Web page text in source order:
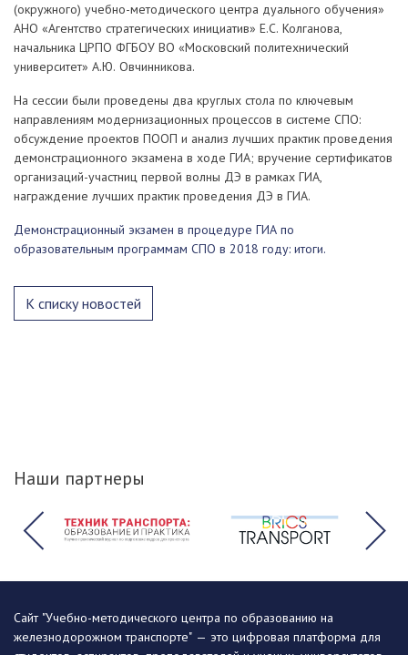
(окружного) учебно-методического центра дуального обучения»
АНО «Агентство стратегических инициатив» Е.С. Колганова,
начальника ЦРПО ФГБОУ ВО «Московский политехнический
университет» А.Ю. Овчинникова.
На сессии были проведены два круглых стола по ключевым
направлениям модернизационных процессов в системе СПО:
обсуждение проектов ПООП и анализ лучших практик проведения
демонстрационного экзамена в ходе ГИА; вручение сертификатов
организаций-участниц первой волны ДЭ в рамках ГИА,
награждение лучших практик проведения ДЭ в ГИА.
Демонстрационный экзамен в процедуре ГИА по
образовательным программам СПО в 2018 году: итоги.
К списку новостей
Наши партнеры
Сайт "Учебно-методического центра по образованию на
железнодорожном транспорте" — это цифровая платформа для